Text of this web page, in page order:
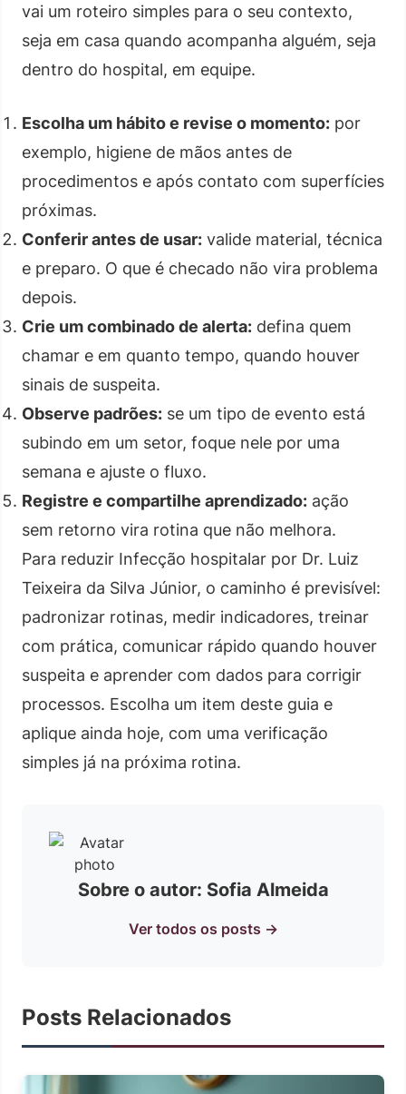
vai um roteiro simples para o seu contexto,
seja em casa quando acompanha alguém, seja
dentro do hospital, em equipe.
Escolha um hábito e revise o momento: por
exemplo, higiene de mãos antes de
procedimentos e após contato com superfícies
próximas.
Conferir antes de usar: valide material, técnica
e preparo. O que é checado não vira problema
depois.
Crie um combinado de alerta: defina quem
chamar e em quanto tempo, quando houver
sinais de suspeita.
Observe padrões: se um tipo de evento está
subindo em um setor, foque nele por uma
semana e ajuste o fluxo.
Registre e compartilhe aprendizado: ação
sem retorno vira rotina que não melhora.
Para reduzir Infecção hospitalar por Dr. Luiz
Teixeira da Silva Júnior, o caminho é previsível:
padronizar rotinas, medir indicadores, treinar
com prática, comunicar rápido quando houver
suspeita e aprender com dados para corrigir
processos. Escolha um item deste guia e
aplique ainda hoje, com uma verificação
simples já na próxima rotina.
Sobre o autor: Sofia Almeida
Ver todos os posts →
Posts Relacionados